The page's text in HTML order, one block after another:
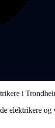
i
elektrikere og